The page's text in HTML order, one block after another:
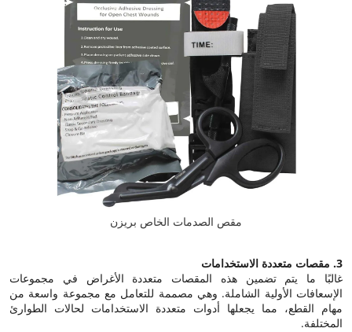
مقص الصدمات الخاص بريزن
3. مقصات متعددة الاستخدامات
غالبًا ما يتم تضمين هذه المقصات متعددة الأغراض في مجموعات
الإسعافات الأولية الشاملة. وهي مصممة للتعامل مع مجموعة واسعة من
مهام القطع، مما يجعلها أدوات متعددة الاستخدامات لحالات الطوارئ
المختلفة.